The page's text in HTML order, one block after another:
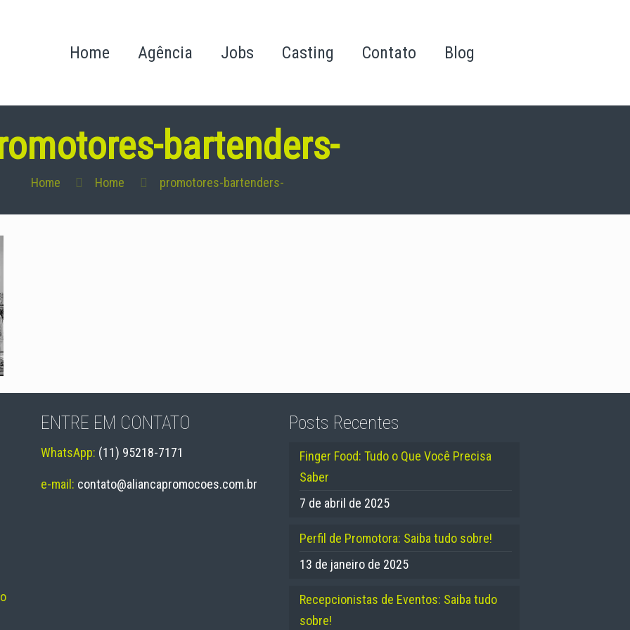
Home Agência Jobs Casting Contato Blog
bartenders-
Home Home promotores-bartenders-
ENTRE EM CONTATO
WhatsApp: (11) 95218-7171
e-mail: contato@aliancapromocoes.com.br
Posts Recentes
Finger Food: Tudo o Que Você Precisa
Saber
7 de abril de 2025
Perfil de Promotora: Saiba tudo sobre!
13 de janeiro de 2025
Recepcionistas de Eventos: Saiba tudo
sobre!